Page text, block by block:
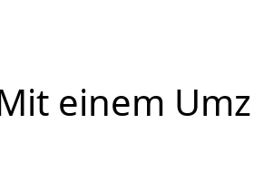
einem